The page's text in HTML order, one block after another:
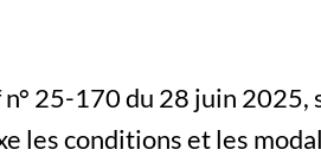
25-170 du 28 juin
les conditions et les